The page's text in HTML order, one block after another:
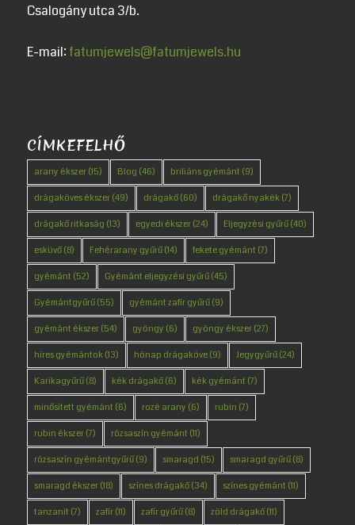
Csalogány utca 3/b.
E-mail: fatumjewels@fatumjewels.hu
CÍMKEFELHŐ
arany ékszer(15) Blog (46) briliáns gyémánt (9)
drágaköves ékszer(49) drágakő(60) drágakő nyakék(7)
drágakő ritkaság (13) egyedi ékszer(24) Eljegyzési gyűrű(40)
esküvő(8) Fehérarany gyűrű(14) fekete gyémánt (7)
gyémánt (52) Gyémánt eljegyzési gyűrű(45)
Gyémántgyűrű(55) gyémánt zafír gyűrű(9)
gyémánt ékszer(54) gyöngy (6) gyöngy ékszer(27)
híres gyémántok(13) hónap drágaköve(9) Jegygyűrű(24)
Karikagyűrű(8) kék drágakő(6) kék gyémánt (7)
minősített gyémánt (6) rozé arany (6) rubin (7)
rubin ékszer(7) rózsaszín gyémánt (11)
rózsaszín gyémántgyűrű(9) smaragd (15) smaragd gyűrű(8)
smaragd ékszer(18) színes drágakő(34) színes gyémánt (11)
tanzanit (7) zafír(11) zafír gyűrű(8) zöld drágakő(11)